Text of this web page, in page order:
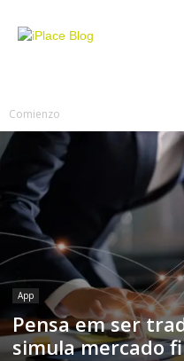
Comienzo
App
Pensa em ser
simula mercado